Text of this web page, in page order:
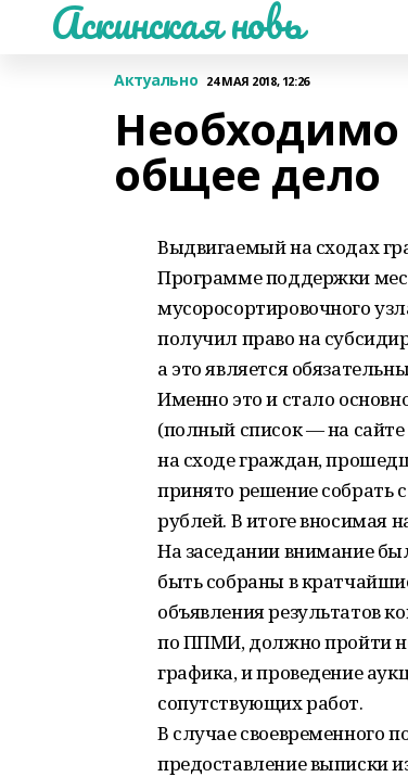
Аскинская новь
Актуально 24 МАЯ 2018, 12:26
Необходимо
общее дело
Выдвигаемый на сходах
Программе поддержки
мусоросортировочного
получил право на
а это является
Именно это и стало
(полный список — на сайте
на сходе граждан,
принято решение собрать
рублей. В итоге вносимая
На заседании внимание
быть собраны в
объявления результатов
по ППМИ, должно пройти
графика, и проведение
сопутствующих работ.
В случае своевременного
предоставление выписки